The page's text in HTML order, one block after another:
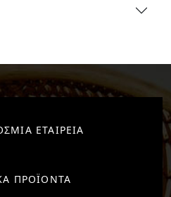
ΕΤΑΙΡΕΙΑ
ΠΡΟΪΟΝΤΑ